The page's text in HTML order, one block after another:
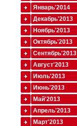
Январь'2014
Декабрь'2013
Ноябрь'2013
Октябрь'2013
Сентябрь'2013
Август'2013
Июль'2013
Июнь'2013
Май'2013
Апрель'2013
Март'2013